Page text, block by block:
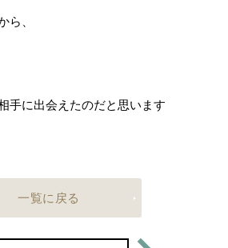
ら、
手に出会えたのだと思います
一覧に戻る